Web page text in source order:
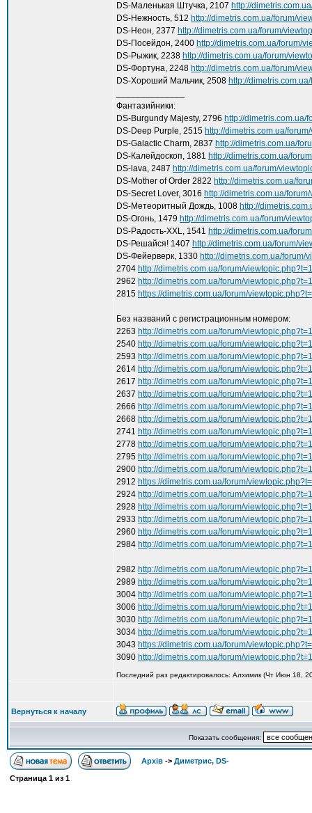
DS-Маленькая Штучка, 2107 http://
DS-Нежность, 512 http://dimetris.com.ua/forum/
DS-Неон, 2377 http://dimetris.com.ua/forum/
DS-Посейдон, 2400 http://dimetris.com.ua/forum/
DS-Рыжик, 2238 http://dimetris.com.ua/forum/
DS-Фортуна, 2248 http://dimetris.com.ua/forum/
DS-Хороший Мальчик, 2508 http://
Фантазийники:
DS-Burgundy Majesty, 2796 http://dimetris.com.ua/
DS-Deep Purple, 2515 http://dimetris.com.ua/
DS-Galactic Charm, 2837 http://dimetris.com.ua/
DS-Калейдоскоп, 1881 http://dimetris.com.ua/
DS-lava, 2487 http://dimetris.com.ua/forum/
DS-Mother of Order 2822 http://dimetris.com.ua/
DS-Secret Lover, 3016 http://dimetris.com.ua/
DS-Метеоритный Дождь, 1008 http://
DS-Огонь, 1479 http://dimetris.com.ua/forum/
DS-Радость-XXL, 1541 http://dimetris.com.ua/
DS-Решайся! 1407 http://dimetris.com.ua/forum/
DS-Фейерверк, 1330 http://dimetris.com.ua/forum/
2704 http://dimetris.com.ua/forum/
2962 http://dimetris.com.ua/forum/
2815 https://dimetris.com.ua/forum/
Без названий с регистрационным номером:
2263 http://dimetris.com.ua/forum/
2540 http://dimetris.com.ua/forum/
2593 http://dimetris.com.ua/forum/
2614 http://dimetris.com.ua/forum/
2617 http://dimetris.com.ua/forum/
2637 http://dimetris.com.ua/forum/
2666 http://dimetris.com.ua/forum/
2668 http://dimetris.com.ua/forum/
2741 http://dimetris.com.ua/forum/
2778 http://dimetris.com.ua/forum/
2795 http://dimetris.com.ua/forum/
2900 http://dimetris.com.ua/forum/
2912 https://dimetris.com.ua/forum/
2924 http://dimetris.com.ua/forum/
2928 http://dimetris.com.ua/forum/
2933 http://dimetris.com.ua/forum/
2960 http://dimetris.com.ua/forum/
2984 http://dimetris.com.ua/forum/
2982 http://dimetris.com.ua/forum/
2989 http://dimetris.com.ua/forum/
3004 http://dimetris.com.ua/forum/
3006 http://dimetris.com.ua/forum/
3030 http://dimetris.com.ua/forum/
3034 http://dimetris.com.ua/forum/
3043 https://dimetris.com.ua/forum/
3090 http://dimetris.com.ua/forum/
Последний раз редактировалось: Алхимик (Чт Июн 18,
Вернуться к началу
Показать сообщения:
Архів -> Диметрис, DS-
Страница 1 из 1